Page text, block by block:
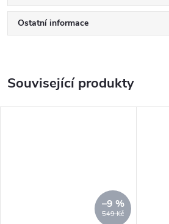
Ostatní informace
Související produkty
549 Kč
–9 %